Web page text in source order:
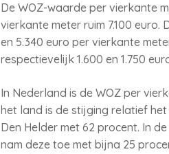
De WOZ-waarde per vierkante
vierkante meter ruim 7.100
en 5.340 euro per vierkante
respectievelijk 1.600 en 1.750
In Nederland is de WOZ per
het land is de stijging relatief
Den Helder met 62 procent. In
nam deze toe met bijna 25